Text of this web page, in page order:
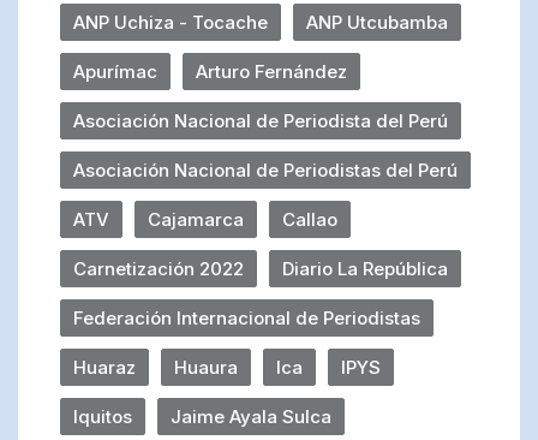
ANP Uchiza - Tocache ANP Utcubamba
Apurímac Arturo Fernández
Asociación Nacional de Periodista del Perú
Asociación Nacional de Periodistas del Perú
ATV Cajamarca Callao
Carnetización 2022 Diario La República
Federación Internacional de Periodistas
Huaraz Huaura Ica IPYS
Iquitos Jaime Ayala Sulca